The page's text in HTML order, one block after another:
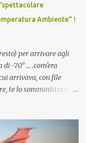
permettesse a un
Dopo tutti i vaccini
Ambiente" !
per arrivare agli
-70° ... .com'era
arrivava, con file
te lo somministravano
Ghiacciato, ma
Riproponiamo